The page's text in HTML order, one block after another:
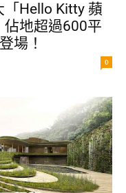
「Hello Kitty 蘋
佔地超過600平
場！
0